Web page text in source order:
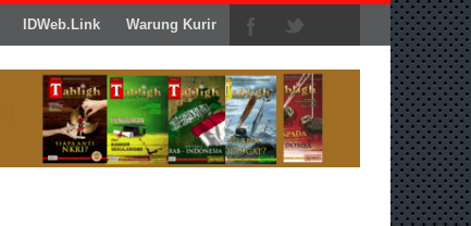
IDWeb.Link Warung Kurir